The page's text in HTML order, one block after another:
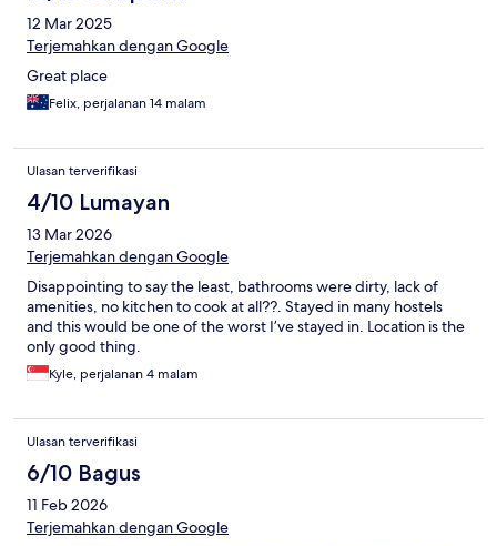
12 Mar 2025
Terjemahkan dengan Google
Great place
Felix, perjalanan 14 malam
Ulasan terverifikasi
4/10 Lumayan
13 Mar 2026
Terjemahkan dengan Google
Disappointing to say the least, bathrooms were dirty, lack of
amenities, no kitchen to cook at all??. Stayed in many hostels
and this would be one of the worst I’ve stayed in. Location is the
only good thing.
Kyle, perjalanan 4 malam
Ulasan terverifikasi
6/10 Bagus
11 Feb 2026
Terjemahkan dengan Google